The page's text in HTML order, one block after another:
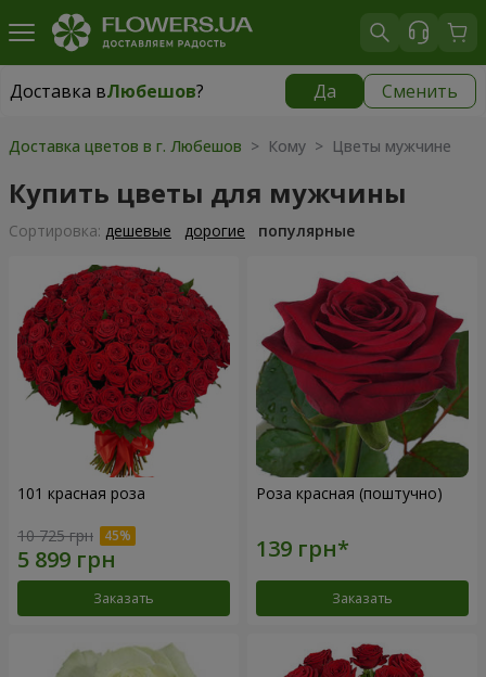
Доставка вЛюбешов? Да Сменить
Доставка вЛюбешов|
Доставка цветов в г. Любешов > Кому > Цветы мужчине
Купить цветы для мужчины
Cортировка: дешевые дорогие популярные
101 красная роза
10 725 грн
Заказать
Роза красная (поштучно)
Заказать